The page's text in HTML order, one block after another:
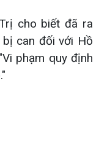
cho biết đã ra
can đối với Hồ
phạm quy định